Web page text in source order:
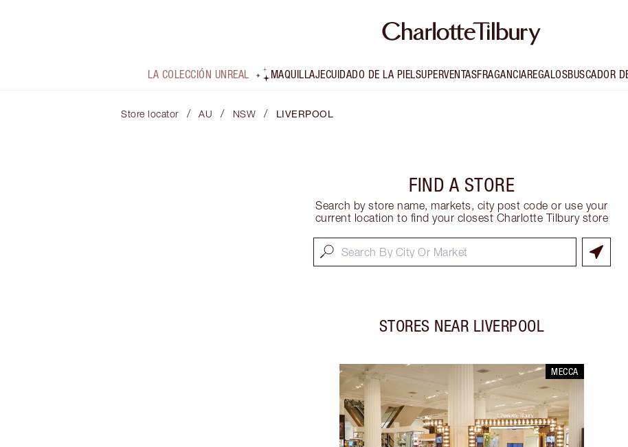
LA COLECCIÓN UNREAL MAQUILLAJECUIDADO DE LA PIELSUPERVENTASFRAGANCIAREGALOSBUSCADOR
Store locator / AU / NSW / LIVERPOOL
FIND A STORE
Search by store name, markets, city post code or use your
current location to find your closest Charlotte Tilbury store
STORES NEAR LIVERPOOL
MECCA